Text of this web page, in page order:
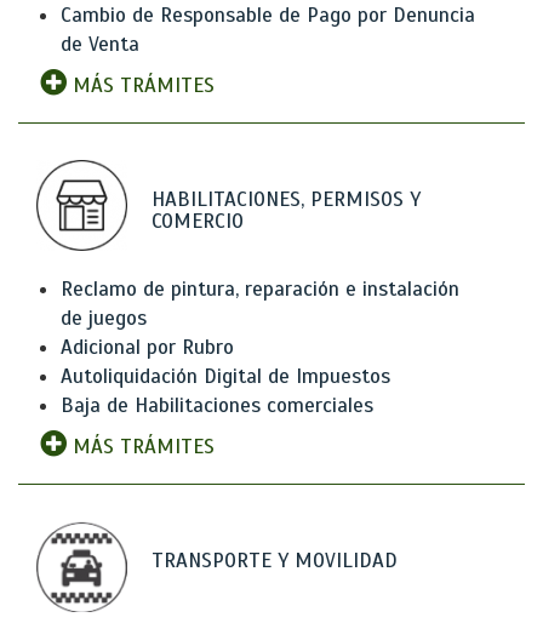
Cambio de Responsable de Pago por Denuncia
de Venta
MÁS TRÁMITES
HABILITACIONES, PERMISOS Y
COMERCIO
Reclamo de pintura, reparación e instalación
de juegos
Adicional por Rubro
Autoliquidación Digital de Impuestos
Baja de Habilitaciones comerciales
MÁS TRÁMITES
TRANSPORTE Y MOVILIDAD